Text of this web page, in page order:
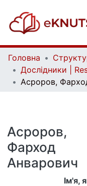
Головна
Дослідники |
Асроров,
Фарход
Анварович
Ім'я,